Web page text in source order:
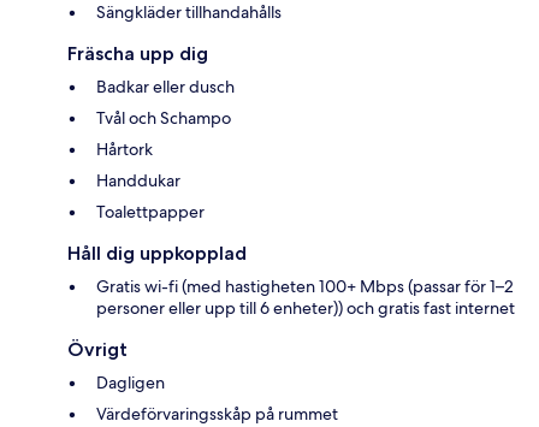
Sängkläder tillhandahålls
Fräscha upp dig
Badkar eller dusch
Tvål och Schampo
Hårtork
Handdukar
Toalettpapper
Håll dig uppkopplad
Gratis wi-fi (med hastigheten 100+ Mbps (passar för 1–2
personer eller upp till 6 enheter)) och gratis fast internet
Övrigt
Dagligen
Värdeförvaringsskåp på rummet